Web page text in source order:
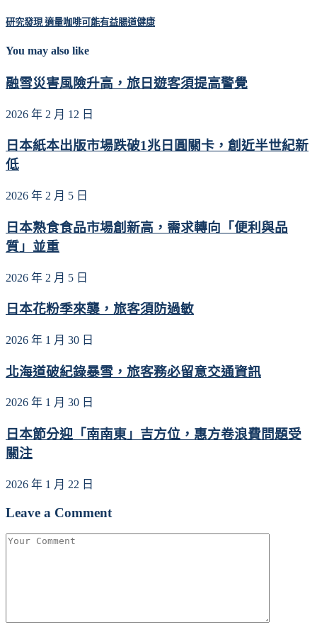
研究發現 適量咖啡可能有益腸道健康
You may also like
融雪災害風險升高，旅日遊客須提高警覺
2026 年 2 月 12 日
日本紙本出版市場跌破1兆日圓關卡，創近半世紀新
低
2026 年 2 月 5 日
日本熟食食品市場創新高，需求轉向「便利與品
質」並重
2026 年 2 月 5 日
日本花粉季來襲，旅客須防過敏
2026 年 1 月 30 日
北海道破紀錄暴雪，旅客務必留意交通資訊
2026 年 1 月 30 日
日本節分迎「南南東」吉方位，惠方卷浪費問題受
關注
2026 年 1 月 22 日
Leave a Comment